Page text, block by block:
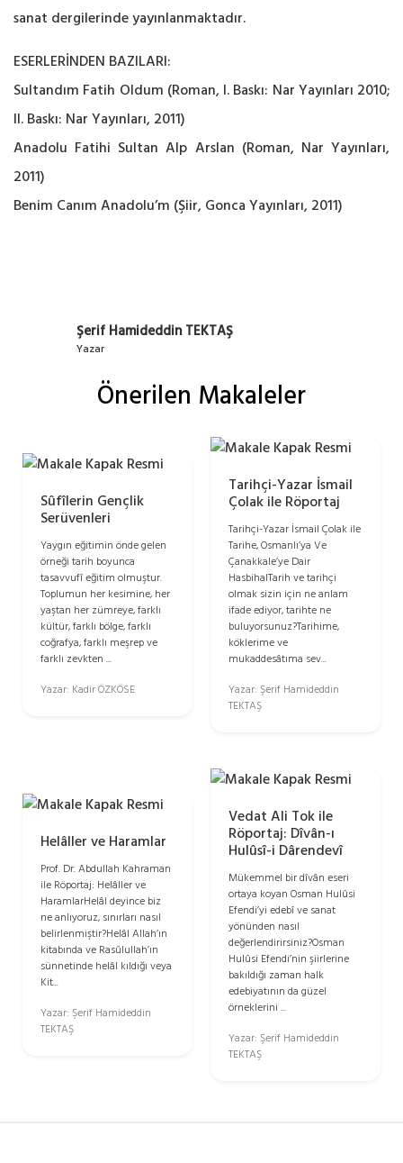
sanat dergilerinde yayınlanmaktadır.
ESERLERİNDEN BAZILARI:
Sultandım Fatih Oldum (Roman, I. Baskı: Nar Yayınları 2010;
II. Baskı: Nar Yayınları, 2011)
Anadolu Fatihi Sultan Alp Arslan (Roman, Nar Yayınları,
2011)
Benim Canım Anadolu’m (Şiir, Gonca Yayınları, 2011)
Şerif Hamideddin TEKTAŞ
Yazar
Önerilen Makaleler
Sûfîlerin Gençlik
Serüvenleri
Yaygın eğitimin önde gelen
örneği tarih boyunca
tasavvufî eğitim olmuştur.
Toplumun her kesimine, her
yaştan her zümreye, farklı
kültür, farklı bölge, farklı
coğrafya, farklı meşrep ve
farklı zevkten ...
Yazar: Kadir ÖZKÖSE
Tarihçi-Yazar İsmail
Çolak ile Röportaj
Tarihçi-Yazar İsmail Çolak ile
Tarihe, Osmanlı’ya Ve
Çanakkale’ye Dair
HasbihalTarih ve tarihçi
olmak sizin için ne anlam
ifade ediyor, tarihte ne
buluyorsunuz?Tarihime,
köklerime ve
mukaddesâtıma sev...
Yazar: Şerif Hamideddin
TEKTAŞ
Helâller ve Haramlar
Prof. Dr. Abdullah Kahraman
ile Röportaj: Helâller ve
HaramlarHelâl deyince biz
ne anlıyoruz, sınırları nasıl
belirlenmiştir?Helâl Allah’ın
kitabında ve Rasûlullah’ın
sünnetinde helâl kıldığı veya
Kit...
Yazar: Şerif Hamideddin
TEKTAŞ
Vedat Ali Tok ile
Röportaj: Dîvân-ı
Hulûsî-i Dârendevî
Mükemmel bir dîvân eseri
ortaya koyan Osman Hulûsi
Efendi’yi edebî ve sanat
yönünden nasıl
değerlendirirsiniz?Osman
Hulûsi Efendi’nin şiirlerine
bakıldığı zaman halk
edebiyatının da güzel
örneklerini ...
Yazar: Şerif Hamideddin
TEKTAŞ